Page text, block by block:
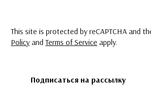
This site is protected by reCAPTCHA and
Policy andTerms of Service apply.
Подписаться на рассылку